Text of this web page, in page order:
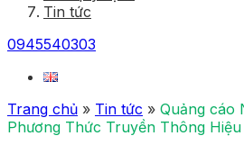
Tin tức
0945540303
Trang chủ » Tin tức » Quảng cáo
Phương Thức Truyền Thông Hiệu